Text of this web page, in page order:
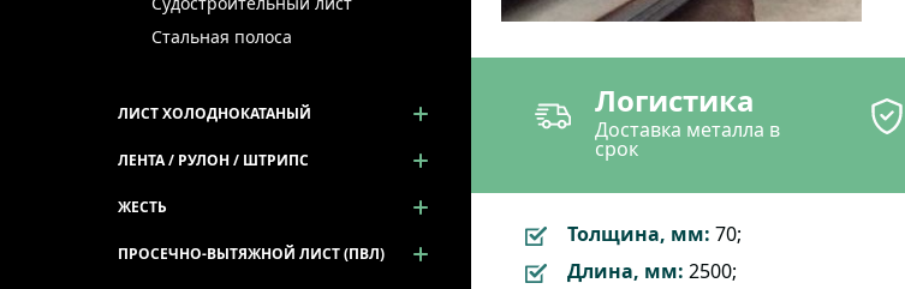
Логистика
Доставка металла в
срок
Толщина, мм: 70;
Длина, мм: 2500;
Стальная полоса
ЛИСТ ХОЛОДНОКАТАНЫЙ
ЛЕНТА / РУЛОН / ШТРИПС
ЖЕСТЬ
ПРОСЕЧНО-ВЫТЯЖНОЙ ЛИСТ (ПВЛ)